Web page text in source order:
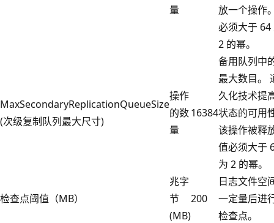
量
放一个操作
必须大于 64
2 的幂。
MaxSecondaryReplicationQueueSize
(次级复制队列最大尺寸)
操作
的数
量
16384
备用队列中
最大数目。
久化技术提
状态的可用
该操作被释
值必须大于
为 2 的幂。
检查点阈值（MB）
兆字
节
(MB)
200
日志文件空
一定量后进
检查点。